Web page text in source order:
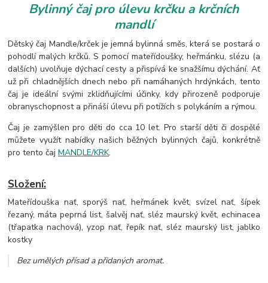
Bylinný čaj pro úlevukrčku a krčních
mandlí
Dětský čaj Mandle/krček je jemná bylinná směs, která se postará o
pohodlí malých krčků. S pomocí mateřídoušky, heřmánku, slézu (a
dalších) uvolňuje dýchací cesty a přispívá ke snažšímu dýchání. Ať
už při chladnějších dnech nebo při namáhaných hrdýnkách, tento
čaj je ideální svými zklidňujícími účinky, kdy přirozeně podporuje
obranyschopnost a přináší úlevu při potížích s polykáním a rýmou.
Čaj je zamýšlen pro děti do cca 10 let. Pro starší děti či dospělé
můžete využít nabídky našich běžných bylinných čajů, konkrétně
pro tento čajMANDLE/KRK.
Složení:
Mateřídouška nať, sporýš nať, heřmánek květ, svízel nať, šípek
řezaný, máta peprná list, šalvěj nať, sléz maurský květ, echinacea
(třapatka nachová), yzop nať, řepík nať, sléz maurský list, jablko
kostky
Bez umělých přísad a přidaných aromat.